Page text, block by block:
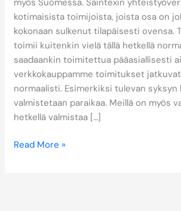
kotimaisista toimijoista, joista osa on
kokonaan sulkenut tilapäisesti ovensa.
toimii kuitenkin vielä tällä hetkellä
saadaankin toimitettua pääasiallisesti
verkkokauppamme toimitukset
normaalisti. Esimerkiksi tulevan
valmistetaan paraikaa. Meillä on myös
hetkellä valmistaa […]
Read More »